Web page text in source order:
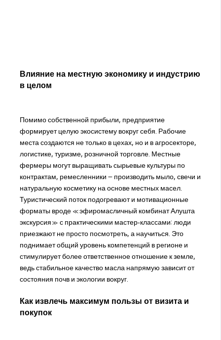
Влияние на местную экономику и индустрию
в целом
Помимо собственной прибыли, предприятие
формирует целую экосистему вокруг себя. Рабочие
места создаются не только в цехах, но и в агросекторе,
логистике, туризме, розничной торговле. Местные
фермеры могут выращивать сырьевые культуры по
контрактам, ремесленники – производить мыло, свечи и
натуральную косметику на основе местных масел.
Туристический поток подогревают и мотивационные
форматы вроде «эфиромасличный комбинат Алушта
экскурсия» с практическими мастер‑классами: люди
приезжают не просто посмотреть, а научиться. Это
поднимает общий уровень компетенций в регионе и
стимулирует более ответственное отношение к земле,
ведь стабильное качество масла напрямую зависит от
состояния почв и экологии вокруг.
Как извлечь максимум пользы от визита и
покупок